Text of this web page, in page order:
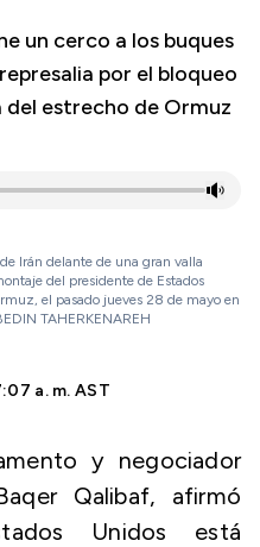
un cerco a los buques
por el bloqueo
del estrecho de Ormuz
Irán delante de una gran valla
del presidente de Estados
el pasado jueves 28 de mayo en
TAHERKENAREH
a. m. AST
y negociador
Qalibaf, afirmó
Unidos está